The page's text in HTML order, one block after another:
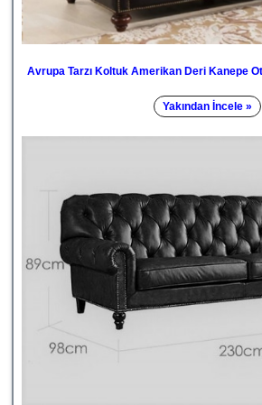
Avrupa Tarzı Koltuk Amerikan Deri Kanepe
Yakından İncele »